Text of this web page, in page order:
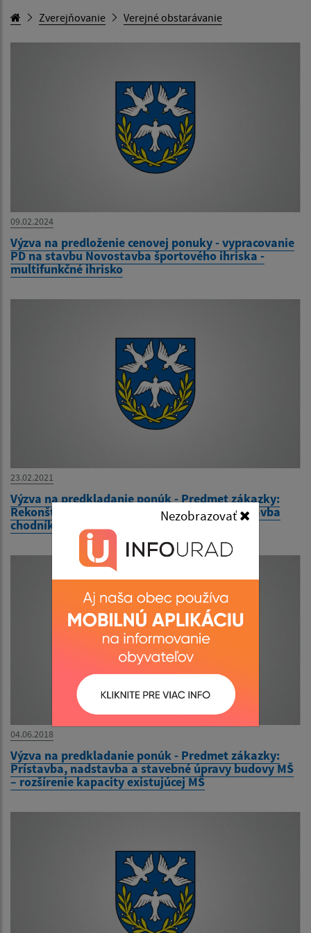
Nezobrazovať
Zverejňovanie Verejné obstarávanie
09.02.2024
Výzva na predloženie cenovej ponuky - vypracovanie
PD na stavbu Novostavba športového ihriska -
multifunkčné ihrisko
23.02.2021
Výzva na predkladanie ponúk - Predmet zákazky:
Rekonštrukcia miestnych komunikácií a výstavba
chodníkov v obci Stretava
04.06.2018
Výzva na predkladanie ponúk - Predmet zákazky:
Prístavba, nadstavba a stavebné úpravy budovy MŠ
– rozšírenie kapacity existujúcej MŠ